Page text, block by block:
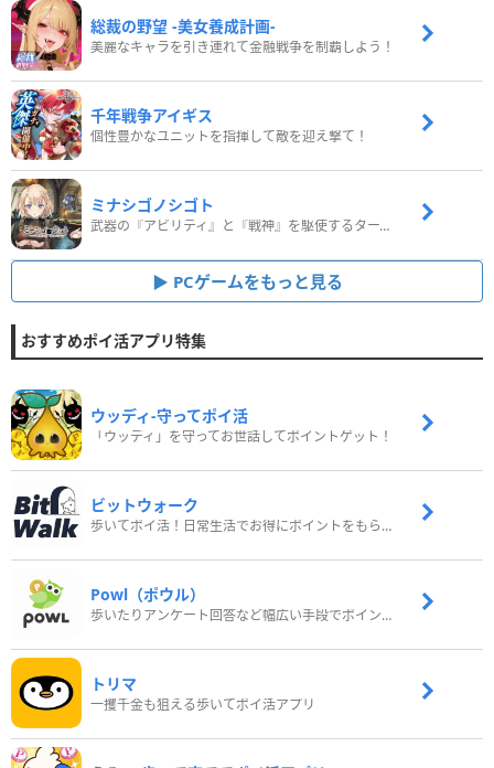
総裁の野望 -美女養成計画-
美麗なキャラを引き連れて金融戦争を制覇しよう！
千年戦争アイギス
個性豊かなユニットを指揮して敵を迎え撃て！
ミナシゴノシゴト
武器の『アビリティ』と『戦神』を駆使するターン制コマンドバトルRPG！
PCゲームをもっと見る
おすすめポイ活アプリ特集
ウッディ‐守ってポイ活
「ウッディ」を守ってお世話してポイントゲット！
ビットウォーク
歩いてポイ活！日常生活でお得にポイントをもらおう
Powl（ポウル）
歩いたりアンケート回答など幅広い手段でポイントをゲット
トリマ
一攫千金も狙える歩いてポイ活アプリ